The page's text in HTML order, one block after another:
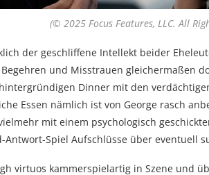
(© 2025 Focus Features, LLC. All
der geschliffene Intellekt beider
und Misstrauen gleichermaßen
Dinner mit den
Essen nämlich ist von George rasch
mit einem psychologisch
Spiel Aufschlüsse über eventuell
virtuos kammerspielartig in Szene und